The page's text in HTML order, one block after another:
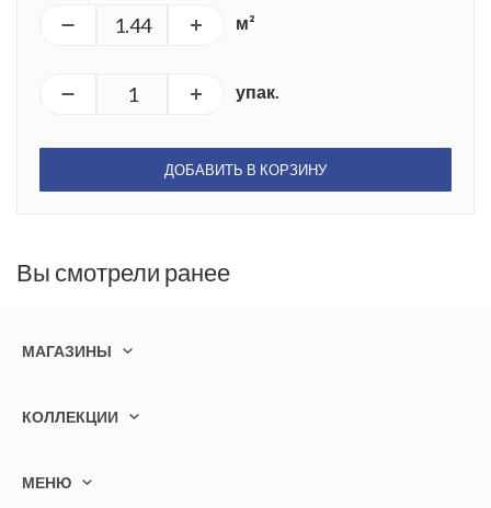
м²
упак.
ДОБАВИТЬ В КОРЗИНУ
Вы смотрели ранее
МАГАЗИНЫ
КОЛЛЕКЦИИ
МЕНЮ